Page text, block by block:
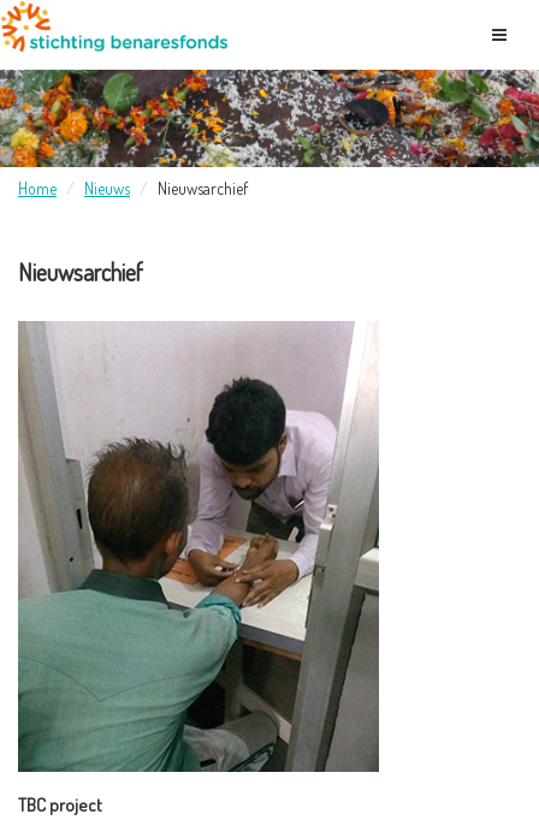
Home Nieuws Nieuwsarchief
Nieuwsarchief
TBC project